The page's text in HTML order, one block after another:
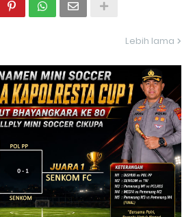
Lebih lama